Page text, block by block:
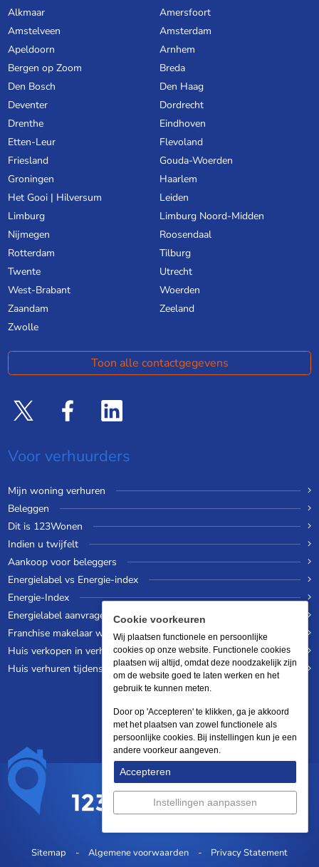
Alkmaar
Amersfoort
Amstelveen
Amsterdam
Apeldoorn
Arnhem
Bergen op Zoom
Breda
Den Bosch
Den Haag
Deventer
Dordrecht
Drenthe
Eindhoven
Etten-Leur
Flevoland
Friesland
Gouda-Woerden
Groningen
Haarlem
Het Gooi | Hilversum
Leiden
Limburg
Limburg Noord-Midden
Nijmegen
Roosendaal
Rotterdam
Tilburg
Twente
Utrecht
West-Brabant
Woerden
Zaandam
Zeeland
Zwolle
Toon alle contactgegevens
Voor verhuurders
Mijn woning verhuren
Beleggen
Dit is 123Wonen
Indien u twijfelt
Aankoop voor beleggers
Energielabel vs Energie-index
Energie-Index
Energielabel aanvragen
Franchise makelaar worden
Huis verkopen in verhuurde staat
Huis verhuren tijdens een wereldreis
Sitemap Algemene voorwaarden Privacy Statement
Cookie voorkeuren
Wij plaatsen functionele en persoonlijke
cookies op onze website. Functionele cookies
plaatsen wij altijd, omdat deze noodzakelijk zijn
om de website goed te laten werken en het
gebruik te kunnen meten.
Door op 'Accepteren' te klikken, ga je akkoord
met het plaatsen van zowel functionele als
persoonlijke cookies. Bij instellingen kun je een
andere voorkeur aangeven.
Accepteren
Instellingen aanpassen